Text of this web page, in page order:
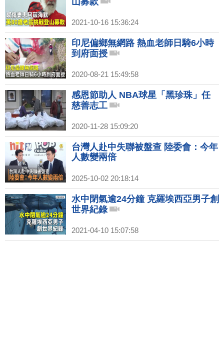
2021-10-16 15:36:24
印尼偏鄉無網路 熱血老師日騎6小時
到府面授
2020-08-21 15:49:58
感恩節助人 NBA球星「黑珍珠」任
慈善志工
2020-11-28 15:09:20
台灣人赴中失聯被盤查 陸委會：今年
人數變兩倍
2025-10-02 20:18:14
水中閉氣逾24分鐘 克羅埃西亞男子創
世界紀錄
2021-04-10 15:07:58